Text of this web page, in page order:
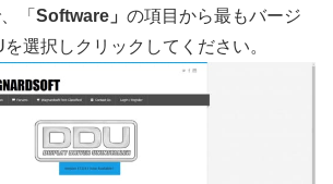
「 Software」 の項目から最もバージ
選択しクリックしてください。